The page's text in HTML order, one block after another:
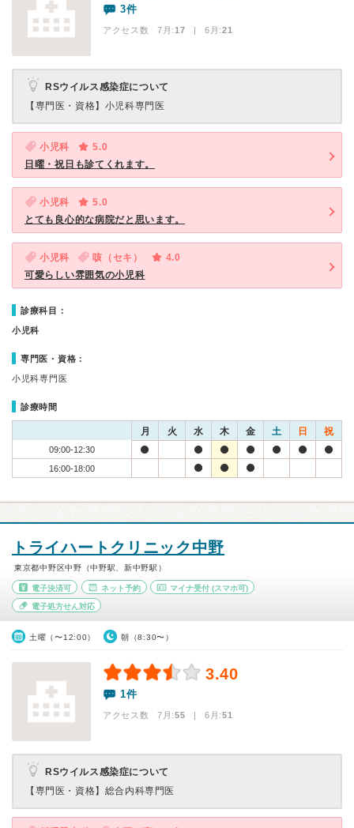
3件
アクセス数 7月:17 | 6月:21
RSウイルス感染症について
【専門医・資格】 小児科専門医
小児科
5.0
日曜・祝日も診てくれます。
小児科
5.0
とても良心的な病院だと思います。
小児科 咳（セキ）
4.0
可愛らしい雰囲気の小児科
診療科目：
小児科
専門医・資格：
小児科専門医
診療時間
月 火 水 木 金 土 日 祝
09:00-12:30
16:00-18:00
トライハートクリニック中野
東京都中野区中野（中野駅、新中野駅）
電子決済可 ネット予約 マイナ受付 (スマホ可)
電子処方せん対応
土曜（〜12:00） 朝（8:30〜）
3.40
1件
アクセス数 7月:55 | 6月:51
RSウイルス感染症について
【専門医・資格】 総合内科専門医